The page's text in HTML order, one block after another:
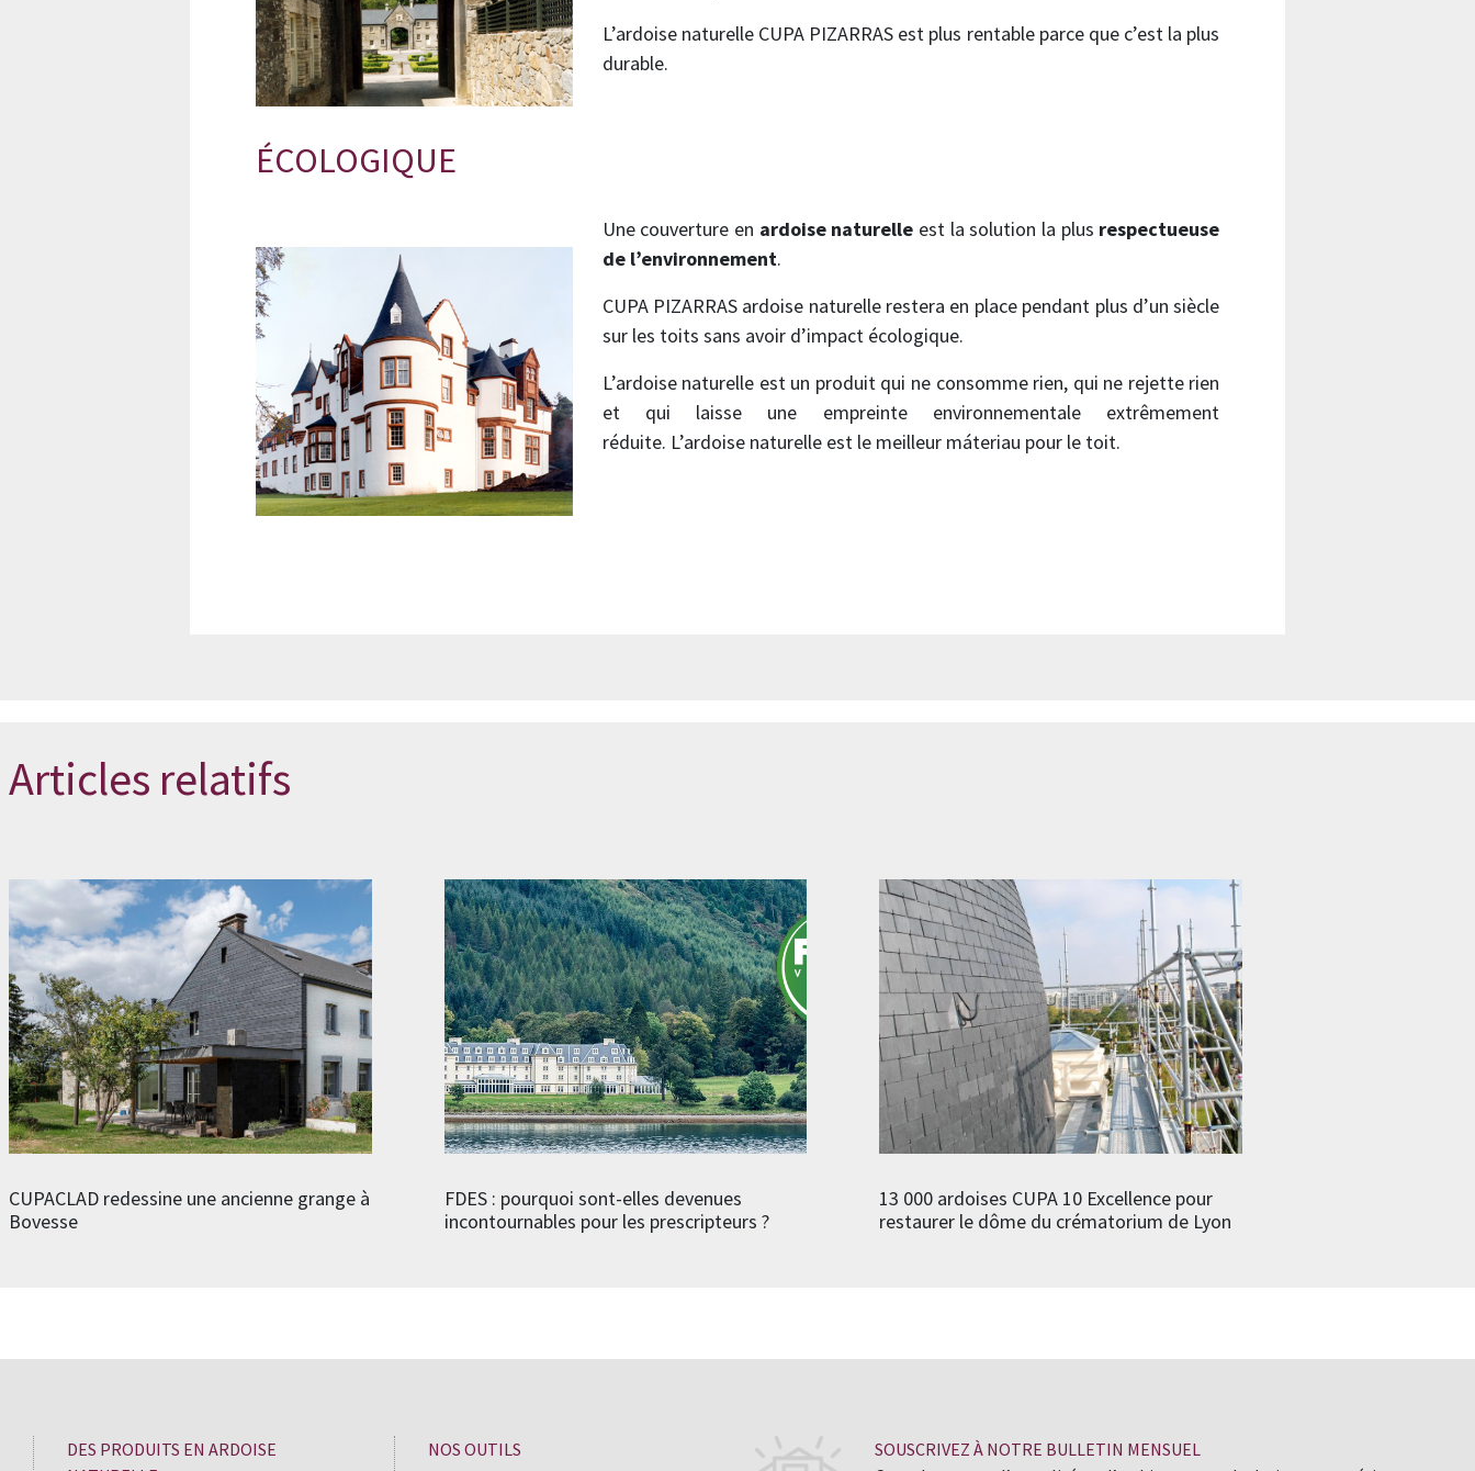
L’ardoise naturelle CUPA PIZARRAS est plus rentable parce que c’est la plus
durable.
ÉCOLOGIQUE
Une couverture en ardoise naturelle est la solution la plus respectueuse
de l’environnement.
CUPA PIZARRAS ardoise naturelle restera en place pendant plus d’un siècle
sur les toits sans avoir d’impact écologique.
L’ardoise naturelle est un produit qui ne consomme rien, qui ne rejette rien
et qui laisse une empreinte environnementale extrêmement
réduite. L’ardoise naturelle est le meilleur máteriau pour le toit.
Articles relatifs
CUPACLAD redessine une ancienne grange à
Bovesse
FDES : pourquoi sont-elles devenues
incontournables pour les prescripteurs ?
13 000 ardoises CUPA 10 Excellence pour
restaurer le dôme du crématorium de Lyon
DES PRODUITS EN ARDOISE
NOS OUTILS
SOUSCRIVEZ À NOTRE BULLETIN MENSUEL